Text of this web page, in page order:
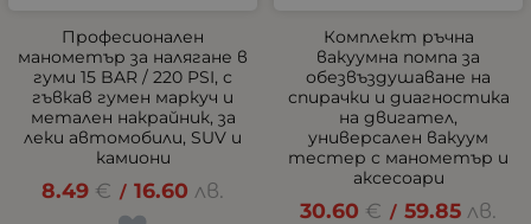
Професионален
манометър за налягане в
гуми 15 BAR / 220 PSI, с
гъвкав гумен маркуч и
метален накрайник, за
леки автомобили, SUV и
камиони
8.49 € / 16.60 лв.
Комплект ръчна
вакуумна помпа за
обезвъздушаване на
спирачки и диагностика
на двигател,
универсален вакуум
тестер с манометър и
аксесоари
30.60 € / 59.85 лв.